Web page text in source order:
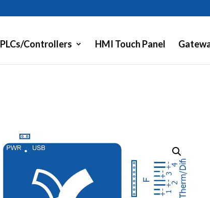
PLCs/Controllers HMI Touch Panel